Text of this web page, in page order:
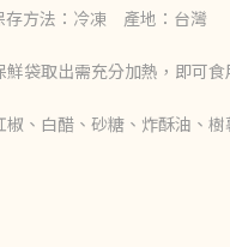
方法：冷凍 產地：台灣
袋取出需充分加熱，即可食
、白醋、砂糖、炸酥油、